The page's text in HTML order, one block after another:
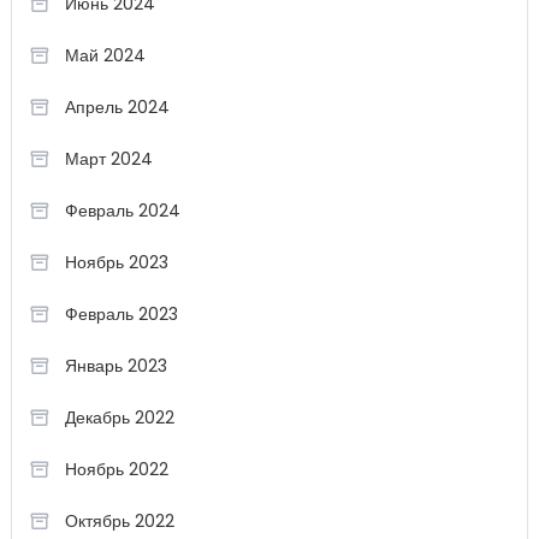
Май 2024
Апрель 2024
Март 2024
Февраль 2024
Ноябрь 2023
Февраль 2023
Январь 2023
Декабрь 2022
Ноябрь 2022
Октябрь 2022